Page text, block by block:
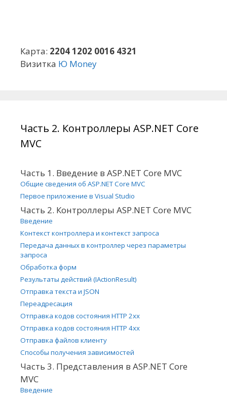
Карта: 2204 1202 0016 4321
Визитка Ю Money
Часть 2. Контроллеры ASP.NET Core
MVC
Часть 1. Введение в ASP.NET Core MVC
Общие сведения об ASP.NET Core MVC
Первое приложение в Visual Studio
Часть 2. Контроллеры ASP.NET Core MVC
Введение
Контекст контроллера и контекст запроса
Передача данных в контроллер через параметры
запроса
Обработка форм
Результаты действий (IActionResult)
Отправка текста и JSON
Переадресация
Отправка кодов состояния HTTP 2xx
Отправка кодов состояния HTTP 4xx
Отправка файлов клиенту
Способы получения зависимостей
Часть 3. Представления в ASP.NET Core
MVC
Введение